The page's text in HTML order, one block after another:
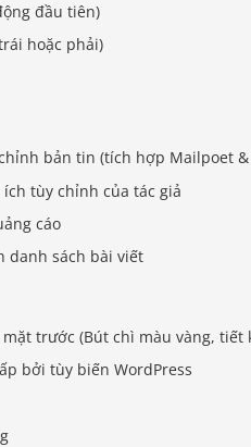
đầu tiên)
hoặc phải)
bản tin (tích hợp Mailpoet
tùy chỉnh của tác giả
cáo
danh sách bài viết
trước (Bút chì màu vàng, tiết
bởi tùy biến WordPress